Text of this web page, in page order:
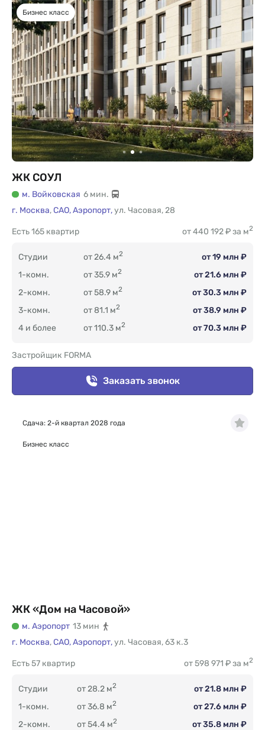
ЖК СОУЛ
м. Войковская 6 мин.
г. Москва,САО,Аэропорт,ул. Часовая,28
165 квартир
Есть от 440 192 ₽ за м2
Студии от 26.4 м2
от 19 млн ₽
1-комн.
от 35.9 м2
от 21.6 млн ₽
2-комн.
от 58.9 м2
от 30.3 млн ₽
3-комн.
от 81.1 м2
от 38.9 млн ₽
4 и более
от 110.3 м2 от 70.3 млн ₽
Застройщик FORMA
Заказать звонок
Бизнес класс
ЖК «Дом на Часовой»
м. Аэропорт 13 мин
г. Москва,САО,Аэропорт,ул. Часовая,63 к.3
57 квартир
Есть от 598 971 ₽ за м2
Студии от 28.2 м2
от 21.8 млн ₽
1-комн.
от 36.8 м2
от 27.6 млн ₽
2-комн.
от 54.4 м2
от 35.8 млн ₽
Сдача: 2-й квартал 2028 года
Бизнес класс